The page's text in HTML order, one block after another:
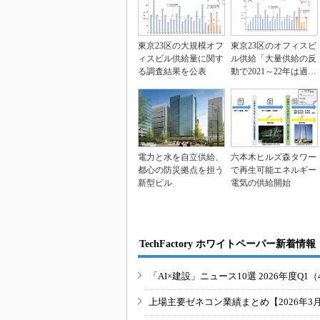
東京23区の大規模オフ
ィスビル供給量に関す
る調査結果を公表
東京23区のオフィスビ
ル供給「大量供給の反
動で2021～22年は過去
電力と水を自立供給、
都心の防災拠点を担う
新型ビル
六本木ヒルズ森タワー
で再生可能エネルギー
電気の供給開始
TechFactory ホワイトペーパー新着情報
「AI×建設」ニュース10選 2026年度Q1
上場主要ゼネコン業績まとめ【2026年3